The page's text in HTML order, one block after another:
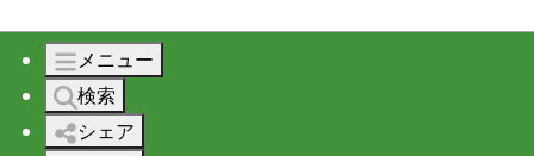
メニュー
検索
シェア